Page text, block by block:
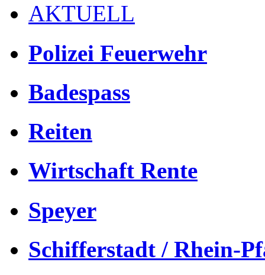
AKTUELL
Polizei Feuerwehr
Badespass
Reiten
Wirtschaft Rente
Speyer
Schifferstadt / Rhein-